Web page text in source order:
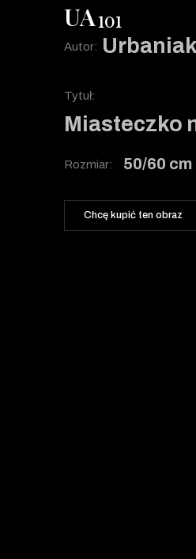
UA101
Autor:
Tytuł:
Miasteczko
Rozmiar: 50/60 cm
Chcę kupić ten obraz